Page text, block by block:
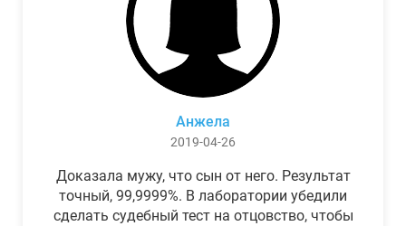
Анжела
2019-04-26
Доказала мужу, что сын от него. Результат
точный, 99,9999%. В лаборатории убедили
сделать судебный тест на отцовство, чтобы